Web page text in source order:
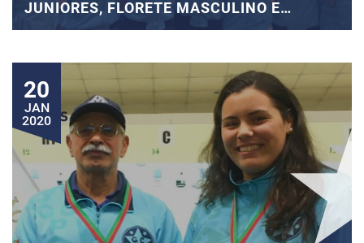
JUNIORES, FLORETE MASCULINO E
FEMININO
20
JAN
2020